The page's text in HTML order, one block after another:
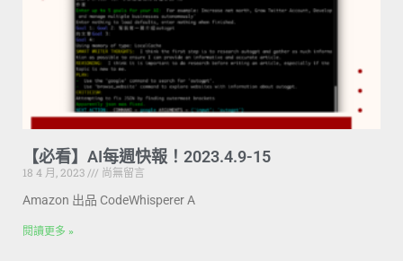
【必看】AI每週快報！2023.4.9-15
18 4 月, 2023
尚無留言
Amazon 出品 CodeWhisperer A
閱讀更多 »